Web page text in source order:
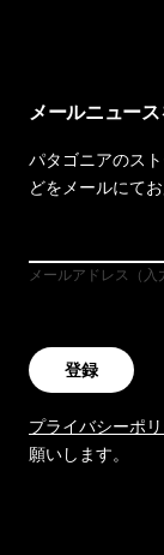
メールニュー
パタゴニアのス
どをメールにてお
メールアドレス（入
登録
プライバシーポ
願いします。